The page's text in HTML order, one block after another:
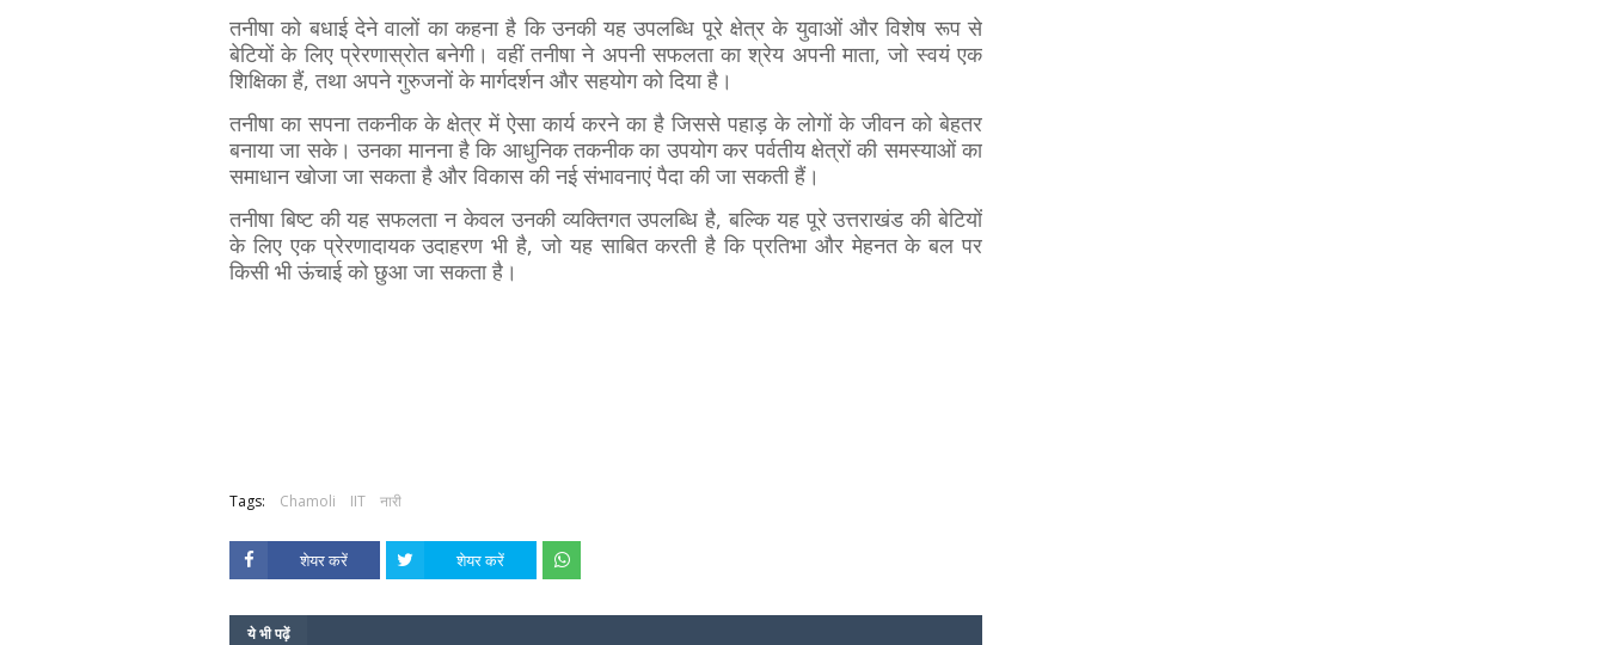
तनीषा को बधाई देने वालों का कहना है कि उनकी यह उपलब्धि पूरे क्षेत्र के युवाओं और विशेष रूप से
बेटियों के लिए प्रेरणास्रोत बनेगी। वहीं तनीषा ने अपनी सफलता का श्रेय अपनी माता, जो स्वयं एक
शिक्षिका हैं, तथा अपने गुरुजनों के मार्गदर्शन और सहयोग को दिया है।
तनीषा का सपना तकनीक के क्षेत्र में ऐसा कार्य करने का है जिससे पहाड़ के लोगों के जीवन को बेहतर
बनाया जा सके। उनका मानना है कि आधुनिक तकनीक का उपयोग कर पर्वतीय क्षेत्रों की समस्याओं का
समाधान खोजा जा सकता है और विकास की नई संभावनाएं पैदा की जा सकती हैं।
तनीषा बिष्ट की यह सफलता न केवल उनकी व्यक्तिगत उपलब्धि है, बल्कि यह पूरे उत्तराखंड की बेटियों
के लिए एक प्रेरणादायक उदाहरण भी है, जो यह साबित करती है कि प्रतिभा और मेहनत के बल पर
किसी भी ऊंचाई को छुआ जा सकता है।
Tags: Chamoli IIT नारी
शेयर करें शेयर करें
ये भी पढ़ें